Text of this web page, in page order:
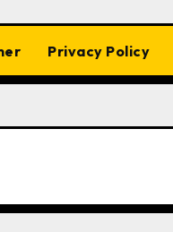
Privacy Policy